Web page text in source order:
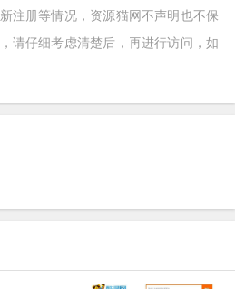
注册等情况，资源猫网不声明也不保
请仔细考虑清楚后，再进行访问，如